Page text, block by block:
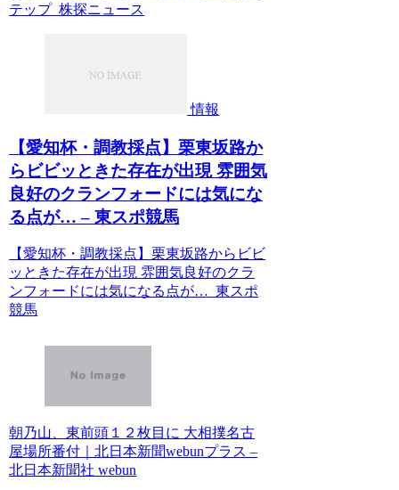
テップ 株探ニュース
情報
【愛知杯・調教採点】栗東坂路か
らビビッときた存在が出現 雰囲気
良好のクランフォードには気にな
る点が… – 東スポ競馬
【愛知杯・調教採点】栗東坂路からビビ
ッときた存在が出現 雰囲気良好のクラ
ンフォードには気になる点が… 東スポ
競馬
朝乃山、東前頭１２枚目に 大相撲名古
屋場所番付｜北日本新聞webunプラス –
北日本新聞社 webun